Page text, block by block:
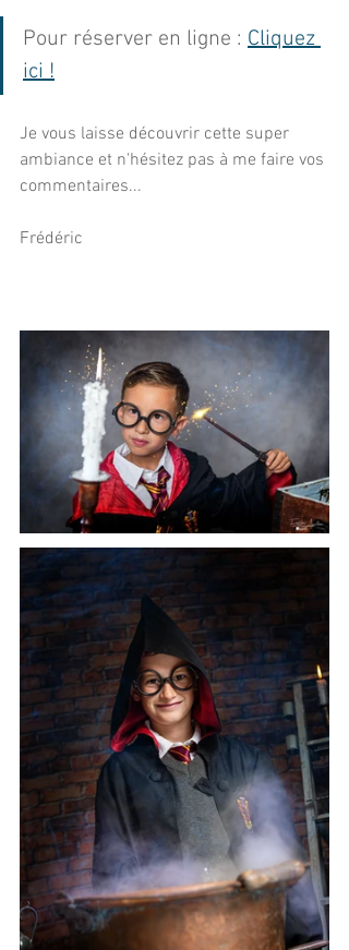
Pour réserver en ligne : Cliquez
ici !
Je vous laisse découvrir cette super
ambiance et n'hésitez pas à me faire vos
commentaires...
Frédéric